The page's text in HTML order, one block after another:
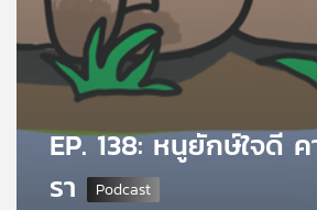
เกี่ยว
กับ
เครือ
EP. 138: หนูยักษ์ใจดี
รา